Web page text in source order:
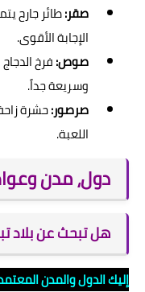
صقر:طائر جارح
الإجابة الأقوى.
صوص:فرخ
وسريعة جداً.
صرصور:حشرة
اللعبة.
دول، مدن
هل تبحث عن بلاد
إليك الدول والمدن